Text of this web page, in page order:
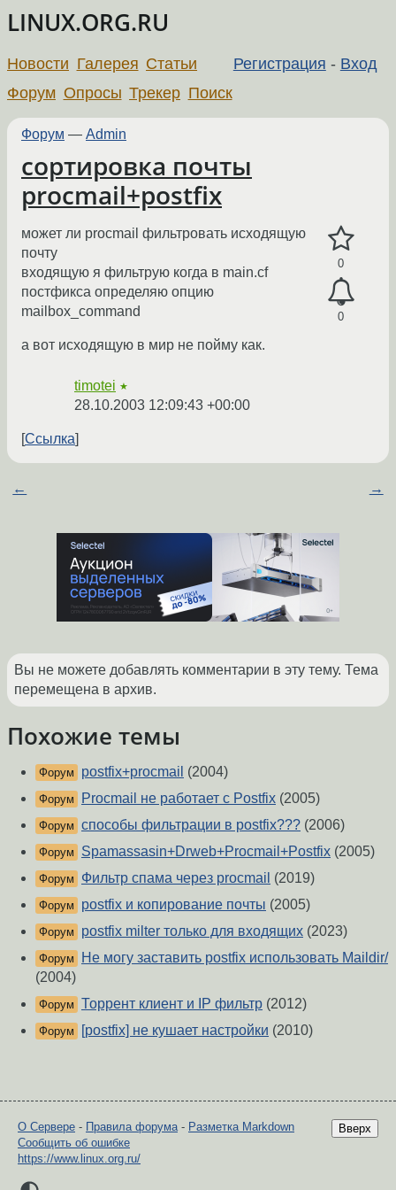
LINUX.ORG.RU
Регистрация - Вход
Новости Галерея Статьи
Форум Опросы Трекер Поиск
Форум — Admin
сортировка почты
procmail+postfix
0
0
может ли procmail фильтровать исходящую
почту
входящую я фильтрую когда в main.cf
постфикса определяю опцию
mailbox_command
а вот исходящую в мир не пойму как.
timotei ★
28.10.2003 12:09:43 +00:00
Ссылка
← →
Вы не можете добавлять комментарии в эту тему. Тема
перемещена в архив.
Похожие темы
Форум postfix+procmail (2004)
Форум Procmail не работает с Postfix (2005)
Форум способы фильтрации в postfix??? (2006)
Форум Spamassasin+Drweb+Procmail+Postfix (2005)
Форум Фильтр спама через procmail (2019)
Форум postfix и копирование почты (2005)
Форум postfix milter только для входящих (2023)
Форум
Не могу заставить postfix использовать Maildir/
(2004)
Форум Торрент клиент и IP фильтр (2012)
Форум [postfix] не кушает настройки (2010)
Вверх
О Сервере - Правила форума- Разметка Markdown
Сообщить об ошибке
https://www.linux.org.ru/